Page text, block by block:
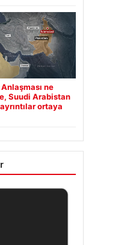
ne
Suudi Arabistan
ortaya